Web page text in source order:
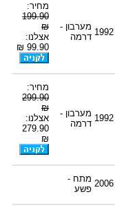
1992
מערבון -
דרמה
מחיר:
199.90
₪
אצלנו:
99.90 ₪
1992 מערבון -
דרמה
מחיר:
299.90
₪
אצלנו:
279.90
₪
2006 מתח -
פשע